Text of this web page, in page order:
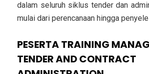
dalam seluruh siklus tender dan
mulai dari perencanaan hingga
PESERTA TRAINING
TENDER AND CONTRACT